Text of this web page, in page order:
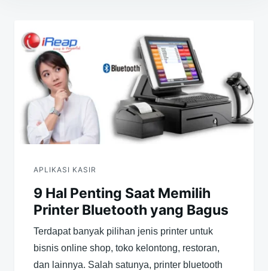
pos
APLIKASI KASIR
9 Hal Penting Saat Memilih
Printer Bluetooth yang Bagus
Terdapat banyak pilihan jenis printer untuk
bisnis online shop, toko kelontong, restoran,
dan lainnya. Salah satunya, printer bluetooth